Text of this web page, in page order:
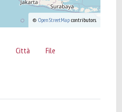
© OpenStreetMap contributors.
Città File